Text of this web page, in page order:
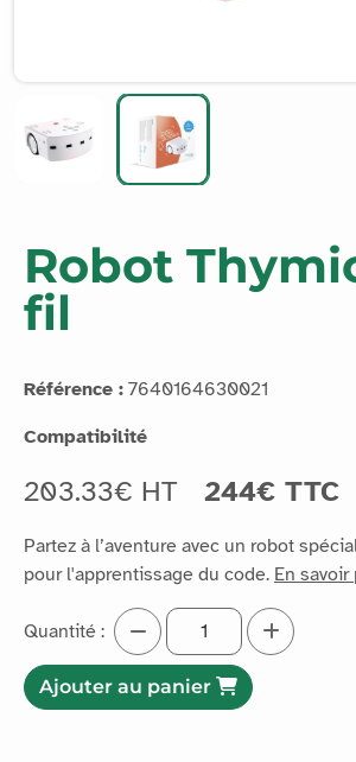
Robot
fil
Référence : 7640164630021
Compatibilité
203.33€ HT 244€ TTC
Partez à l’aventure avec un robot
pour l'apprentissage du code. En savoir
Quantité :
Ajouter au panier